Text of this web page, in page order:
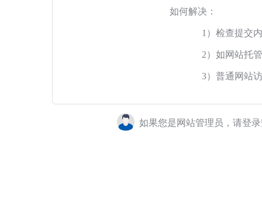
如何解决：
1）检查提交
2）如网站托
3）普通网站
如果您是网站管理员，请登